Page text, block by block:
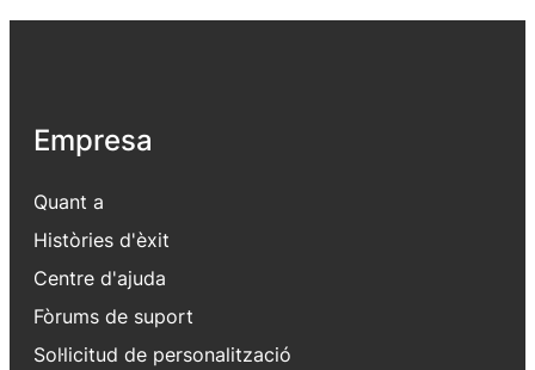
Empresa
Quant a
Històries d'èxit
Centre d'ajuda
Fòrums de suport
Sol·licitud de personalització